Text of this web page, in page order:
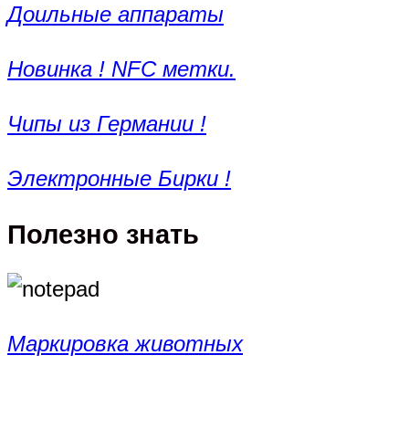
Доильные аппараты
Новинка ! NFC метки.
Чипы из Германии !
Электронные Бирки !
Полезно знать
Маркировка животных